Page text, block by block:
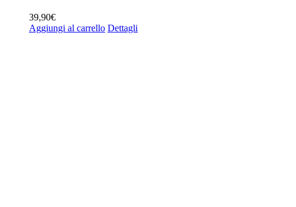
39,90€
Aggiungi al carrello Dettagli